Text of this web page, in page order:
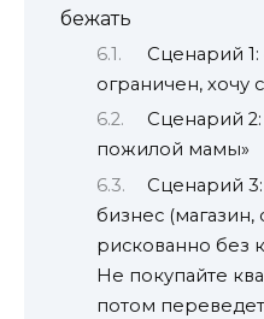
бежать
Сценарий
ограничен, хочу
Сценарий
пожилой мамы»
Сценарий
бизнес
рискованно без
Не покупайте
потом